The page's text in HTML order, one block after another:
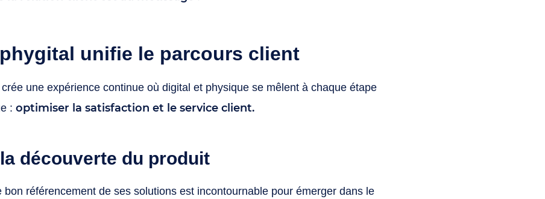
unifie le parcours client
une expérience continue où digital et physique se mêlent à chaque étape
: optimiser la satisfaction et le service client.
découverte du produit
bon référencement de ses solutions est incontournable pour émerger dans le